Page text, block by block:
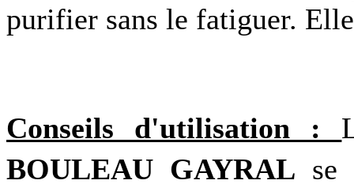
purifier sans le fatiguer.
Conseils d'utilisation :
BOULEAU GAYRAL se